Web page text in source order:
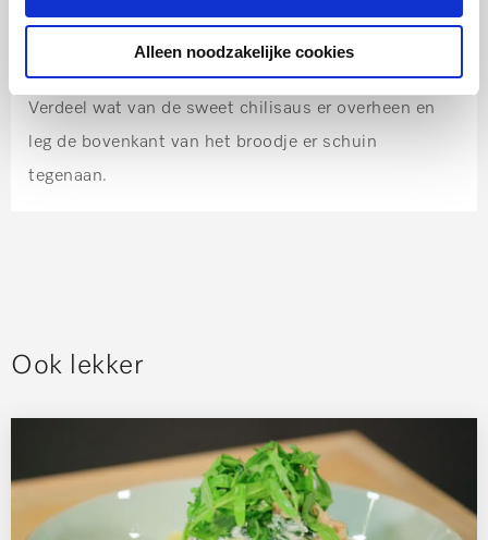
Alleen noodzakelijke cookies
pinda’s.
Stap 7:
Verdeel wat van de sweet chilisaus er overheen en
leg de bovenkant van het broodje er schuin
tegenaan.
Ook lekker